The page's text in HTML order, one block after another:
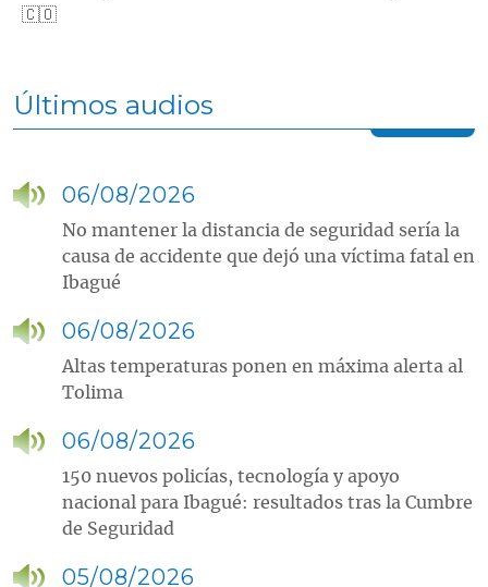
🇨🇴
Últimos audios
06/08/2026
No mantener la distancia de seguridad sería la
causa de accidente que dejó una víctima fatal en
Ibagué
06/08/2026
Altas temperaturas ponen en máxima alerta al
Tolima
06/08/2026
150 nuevos policías, tecnología y apoyo
nacional para Ibagué: resultados tras la Cumbre
de Seguridad
05/08/2026